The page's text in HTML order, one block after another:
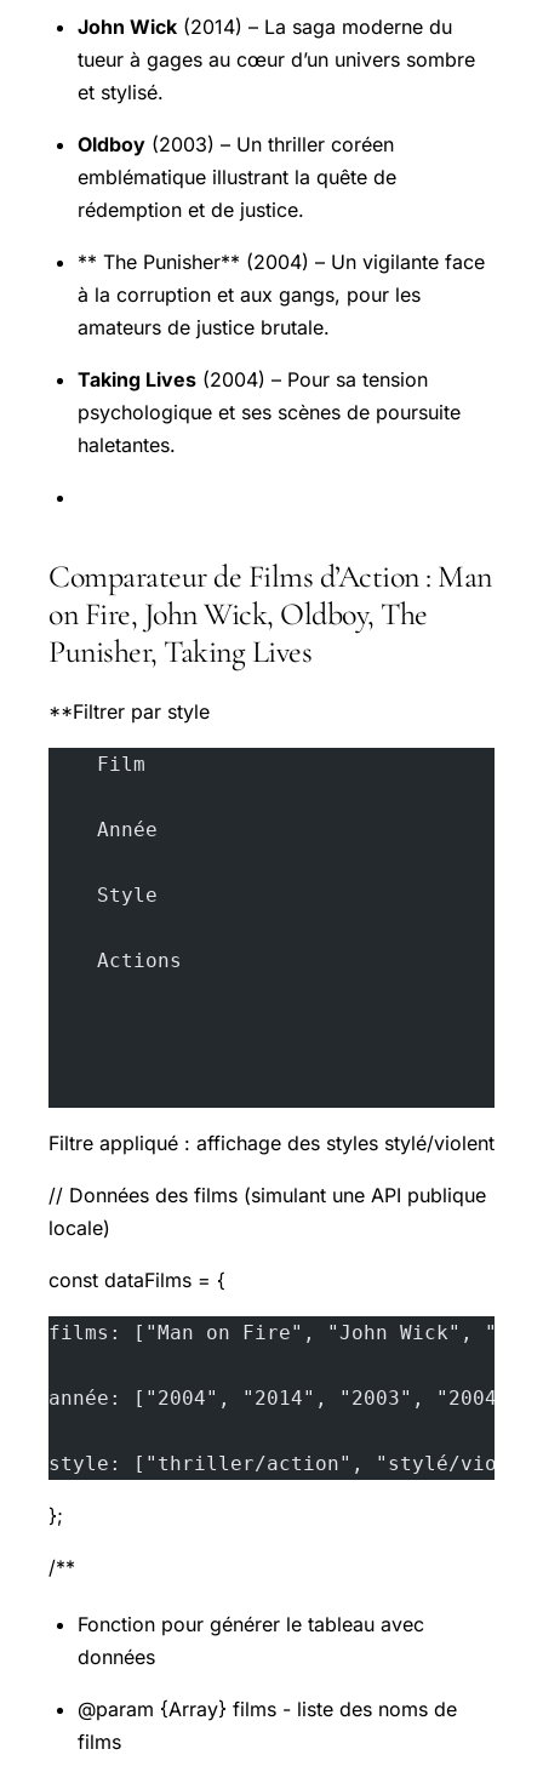
John Wick (2014) – La saga moderne du
tueur à gages au cœur d’un univers sombre
et stylisé.
Oldboy (2003) – Un thriller coréen
emblématique illustrant la quête de
rédemption et de justice.
** The Punisher** (2004) – Un vigilante face
à la corruption et aux gangs, pour les
amateurs de justice brutale.
Taking Lives (2004) – Pour sa tension
psychologique et ses scènes de poursuite
haletantes.
Comparateur de Films d’Action : Man
on Fire, John Wick, Oldboy, The
Punisher, Taking Lives
**Filtrer par style
    Film
    Année
    Style
    Actions
Filtre appliqué : affichage des styles stylé/violent
// Données des films (simulant une API publique
locale)
const dataFilms = {
films: ["Man on Fire", "John Wick",
année: ["2004", "2014", "2003", "2004",
style: ["thriller/action", "stylé/
};
/**
Fonction pour générer le tableau avec
données
@param {Array} films - liste des noms de
films